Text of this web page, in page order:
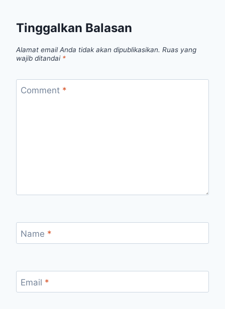
Tinggalkan Balasan
Alamat email Anda tidak akan dipublikasikan. Ruas yang
wajib ditandai *
Comment *
Name *
Email *